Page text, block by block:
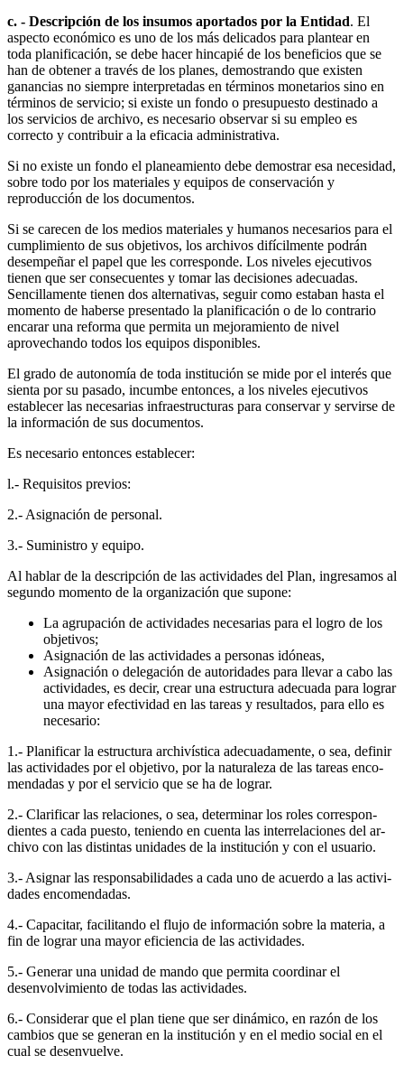
c. - Descripción de los insumos aportados por la Entidad. El
aspecto económico es uno de los más delicados para plantear en
toda planificación, se debe hacer hincapié de los beneficios que se
han de obte­ner a través de los planes, demostrando que existen
ganancias no siempre interpretadas en términos monetarios sino en
términos de servicio; si existe un fondo o presupuesto destinado a
los servicios de archivo, es necesario observar si su empleo es
correcto y contribuir a la eficacia administrativa.
Si no existe un fondo el planeamiento debe demostrar esa necesidad,
sobre todo por los materiales y equipos de conservación y
reproducción de los do­cumentos.
Si se carecen de los medios materiales y humanos necesarios para el
cumplimiento de sus objetivos, los archivos difícilmente podrán
desempe­ñar el papel que les corresponde. Los niveles ejecutivos
tienen que ser consecuentes y tomar las decisiones adecuadas.
Sencillamente tienen dos alternativas, seguir como estaban hasta el
momento de haberse presentado la planificación o de lo contrario
encarar una reforma que permita un mejo­ramiento de nivel
aprovechando todos los equipos disponibles.
El grado de autonomía de toda institución se mide por el interés que
sienta por su pasado, incumbe entonces, a los niveles ejecutivos
establecer las ne­cesarias infraestructuras para conservar y servirse de
la información de sus documentos.
Es necesario entonces establecer:
l.- Requisitos previos:
2.- Asignación de personal.
3.- Suministro y equipo.
Al hablar de la descripción de las actividades del Plan, ingresamos al
segun­do momento de la organización que supone:
La agrupación de actividades necesarias para el logro de los
objetivos;
Asignación de las actividades a personas idóneas,
Asignación o delegación de autoridades para llevar a cabo las
actividades, es decir, crear una estructura adecuada para lograr
una mayor efectividad en las tareas y resultados, para ello es
necesario:
1.- Planificar la estructura archivística adecuadamente, o sea, definir
las actividades por el objetivo, por la naturaleza de las tareas enco­
mendadas y por el servicio que se ha de lograr.
2.- Clarificar las relaciones, o sea, determinar los roles correspon­
dientes a cada puesto, teniendo en cuenta las interrelaciones del ar­
chivo con las distintas unidades de la institución y con el usuario.
3.- Asignar las responsabilidades a cada uno de acuerdo a las activi­
dades encomendadas.
4.- Capacitar, facilitando el flujo de información sobre la materia, a
fin de lograr una mayor eficiencia de las actividades.
5.- Generar una unidad de mando que permita coordinar el
desenvolvimiento de todas las actividades.
6.- Considerar que el plan tiene que ser dinámico, en razón de los
cambios que se generan en la institución y en el medio social en el
cual se desenvuelve.